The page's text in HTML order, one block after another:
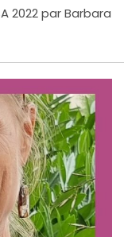
2022 par Barbara